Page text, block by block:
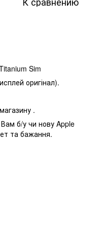
Sim
оригінал).
.
б/у чи нову Apple
та бажання.
In♻️